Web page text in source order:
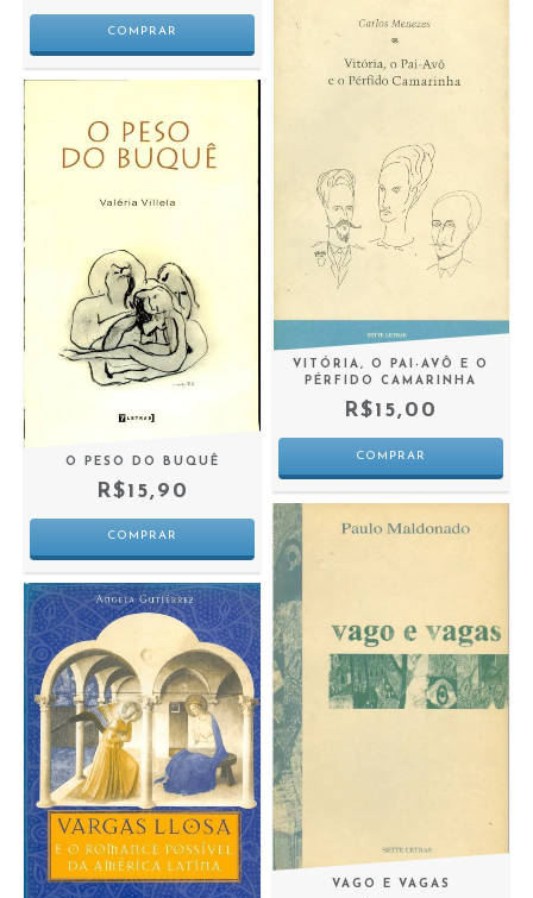
O PESO DO BUQUÊ
R$15,90
VITÓRIA, O PAI-AVÔ E O
PÉRFIDO CAMARINHA
R$15,00
VAGO E VAGAS